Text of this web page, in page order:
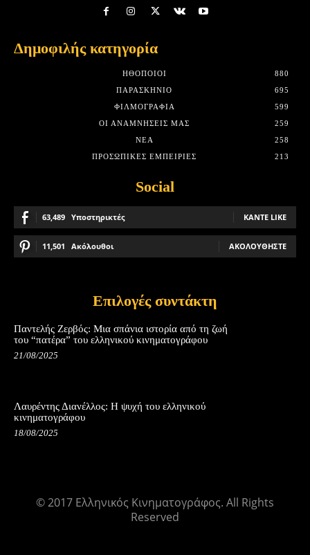
Δημοφιλής κατηγορία
HΘΟΠΟΙΟΊ
880
ΠΑΡΑΣΚΉΝΙΟ
695
ΦΙΛΜΟΓΡΑΦΊΑ
599
ΟΙ ΑΝΑΜΝΉΣΕΙΣ ΜΑΣ
259
ΝΈΑ
258
ΠΡΟΣΩΠΙΚΈΣ ΕΜΠΕΙΡΊΕΣ
213
Social
63,489 Υποστηρικτές ΚΆΝΤΕ LIKE
11,501 Ακόλουθοι ΑΚΟΛΟΥΘΉΣΤΕ
Επιλογές συντάκτη
Παντελής Ζερβός: Μια σπάνια ιστορία από τη ζωή
του “πατέρα” του ελληνικού κινηματογράφου
21/08/2025
Λαυρέντης Διανέλλος: Η ψυχή του ελληνικού
κινηματογράφου
18/08/2025
© 2017 Ελληνικός Κινηματογράφος. All Rights
Reserved